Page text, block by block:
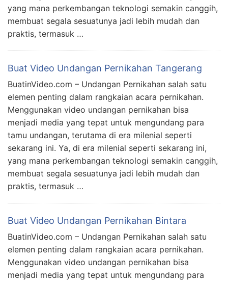
yang mana perkembangan teknologi semakin canggih,
membuat segala sesuatunya jadi lebih mudah dan
praktis, termasuk …
Buat Video Undangan Pernikahan Tangerang
BuatinVideo.com – Undangan Pernikahan salah satu
elemen penting dalam rangkaian acara pernikahan.
Menggunakan video undangan pernikahan bisa
menjadi media yang tepat untuk mengundang para
tamu undangan, terutama di era milenial seperti
sekarang ini. Ya, di era milenial seperti sekarang ini,
yang mana perkembangan teknologi semakin canggih,
membuat segala sesuatunya jadi lebih mudah dan
praktis, termasuk …
Buat Video Undangan Pernikahan Bintara
BuatinVideo.com – Undangan Pernikahan salah satu
elemen penting dalam rangkaian acara pernikahan.
Menggunakan video undangan pernikahan bisa
menjadi media yang tepat untuk mengundang para